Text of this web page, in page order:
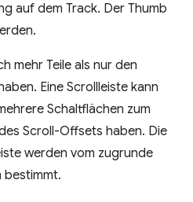
auf dem Track. Der Thumb
mehr Teile als nur den
Eine Scrollleiste kann
Schaltflächen zum
Scroll-Offsets haben. Die
werden vom zugrunde
bestimmt.